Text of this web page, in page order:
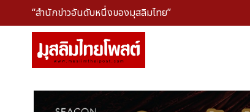
“สำนักข่าวอันดับหนึ่งของมุสลิมไทย”